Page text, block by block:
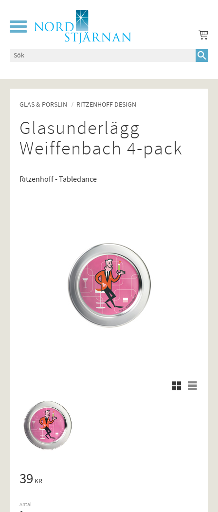
Meny
GLAS & PORSLIN RITZENHOFF DESIGN
Glasunderlägg
Weiffenbach 4-pack
Ritzenhoff - Tabledance
Rutnätsvy
Listvy
39 KR
Antal